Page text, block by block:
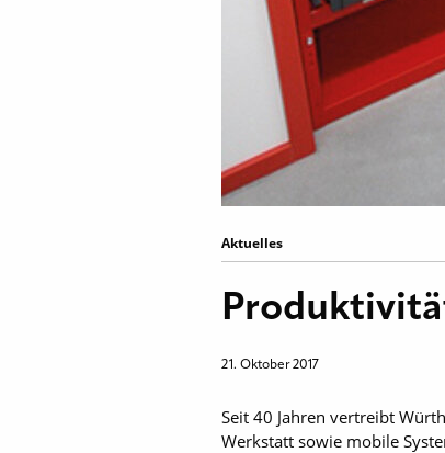
Aktuelles
21. Oktober 2017
Seit 40 Jahren vertreibt
Werkstatt sowie mobile